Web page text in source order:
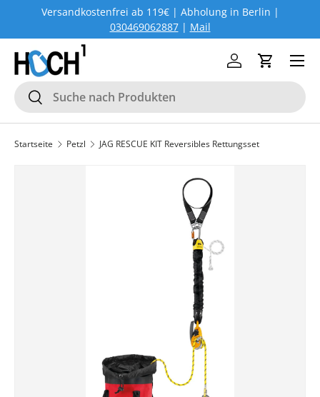
DIREKT ZUM INHALT
Versandkostenfrei ab 119€ | Abholung in Berlin |
030469062887| Mail
Suchen
Suchen
Einloggen
Menü
Startseite Petzl JAG RESCUE KIT Reversibles Rettungsset